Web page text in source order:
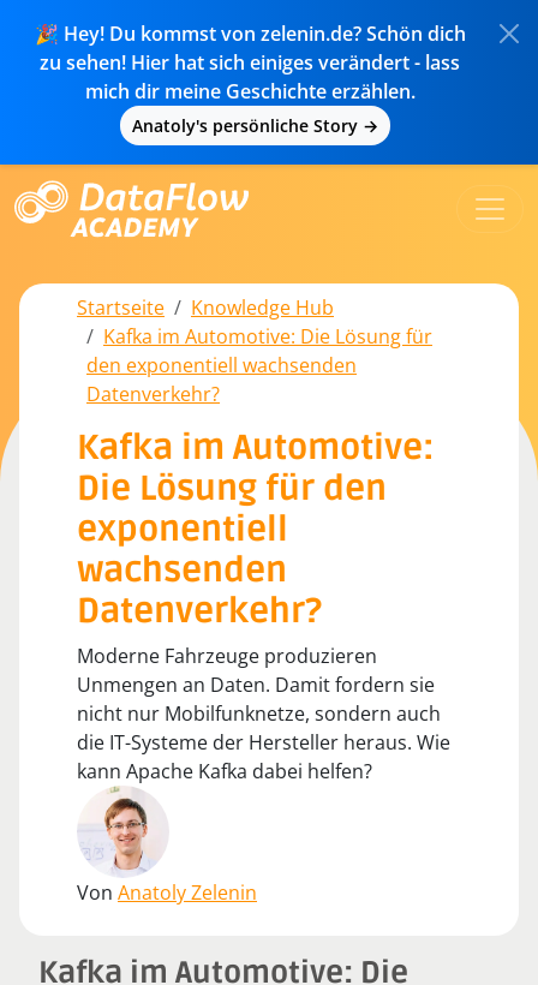
🎉 Hey! Du kommst von zelenin.de? Schön dich
zu sehen! Hier hat sich einiges verändert - lass
mich dir meine Geschichte erzählen.
Anatoly's persönliche Story →
Startseite
Knowledge Hub
Kafka im Automotive: Die Lösung für
den exponentiell wachsenden
Datenverkehr?
Kafka im Automotive:
Die Lösung für den
exponentiell
wachsenden
Datenverkehr?
Moderne Fahrzeuge produzieren
Unmengen an Daten. Damit fordern sie
nicht nur Mobilfunknetze, sondern auch
die IT-Systeme der Hersteller heraus. Wie
kann Apache Kafka dabei helfen?
Von Anatoly Zelenin
Kafka im Automotive: Die